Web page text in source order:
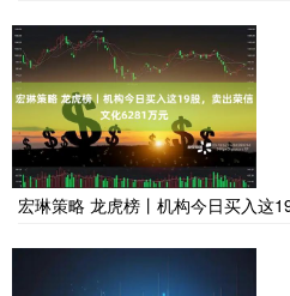
宏琳策略 龙虎榜丨机构今日买入这